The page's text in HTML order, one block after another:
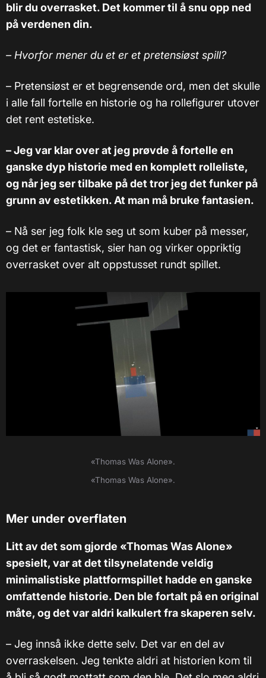
blir du overrasket. Det kommer til å snu opp ned
på verdenen din.
– Hvorfor mener du et er et pretensiøst spill?
– Pretensiøst er et begrensende ord, men det skulle
i alle fall fortelle en historie og ha rollefigurer utover
det rent estetiske.
– Jeg var klar over at jeg prøvde å fortelle en
ganske dyp historie med en komplett rolleliste,
og når jeg ser tilbake på det tror jeg det funker på
grunn av estetikken. At man må bruke fantasien.
– Nå ser jeg folk kle seg ut som kuber på messer,
og det er fantastisk, sier han og virker oppriktig
overrasket over alt oppstusset rundt spillet.
«Thomas Was Alone».
«Thomas Was Alone».
Mer under overflaten
Litt av det som gjorde «Thomas Was Alone»
spesielt, var at det tilsynelatende veldig
minimalistiske plattformspillet hadde en ganske
omfattende historie. Den ble fortalt på en original
måte, og det var aldri kalkulert fra skaperen selv.
– Jeg innså ikke dette selv. Det var en del av
overraskelsen. Jeg tenkte aldri at historien kom til